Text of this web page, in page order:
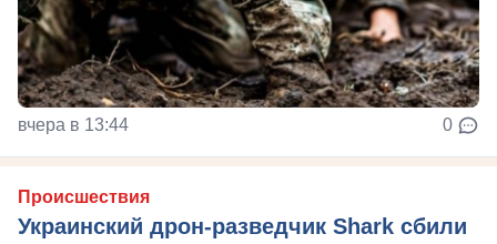
вчера в 13:44 0
Происшествия
Украинский дрон-разведчик Shark сбили